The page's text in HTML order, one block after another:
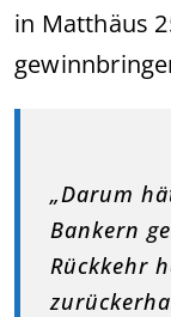
in Matthäus
„Darum
Bankern
Rückkehr